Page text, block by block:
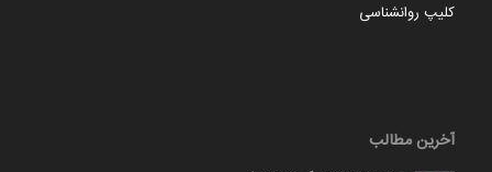
کلیپ روانشناسی
آخرین مطالب